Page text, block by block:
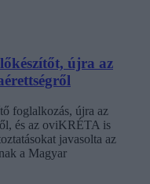
újra az
foglalkozás, újra az
és az oviKRÉTA is
javasolta az
a Magyar